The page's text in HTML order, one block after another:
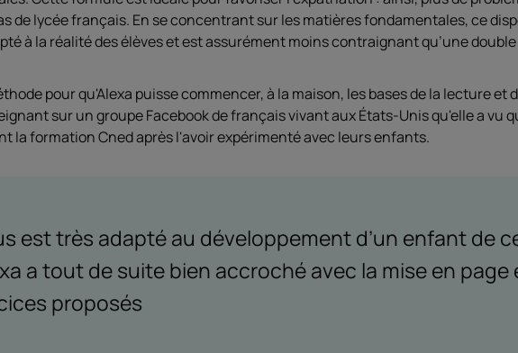
de lycée français. En se concentrant sur les matières fondamentales, ce
à la réalité des élèves et est assurément moins contraignant qu’une
pour qu'Alexa puisse commencer, à la maison, les bases de la lecture et
sur un groupe Facebook de français vivant aux États-Unis qu'elle a vu
la formation Cned après l'avoir expérimenté avec leurs enfants.
est très adapté au développement d’un enfant de
a tout de suite bien accroché avec la mise en page
proposés